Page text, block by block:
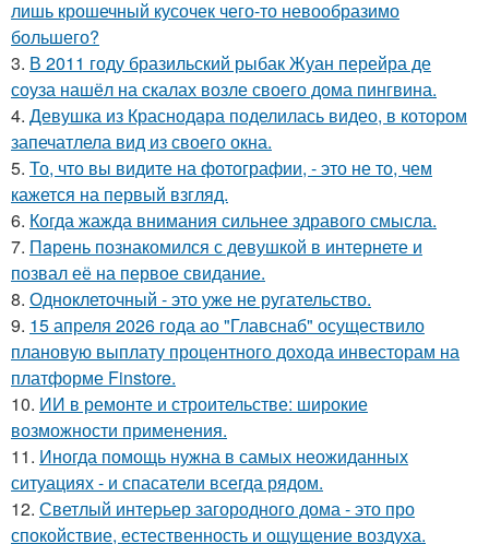
лишь крошечный кусочек чего-то невообразимо
большего?
3. В 2011 году бразильский рыбак Жуан перейра де
соуза нашёл на скалах возле своего дома пингвина.
4. Девушка из Краснодара поделилась видео, в котором
запечатлела вид из своего окна.
5. То, что вы видите на фотографии, - это не то, чем
кажется на первый взгляд.
6. Когда жажда внимания сильнее здравого смысла.
7. Пaрень познакомился с девушкой в интернете и
позвал её на первое свидание.
8. Одноклеточный - это уже не ругательство.
9. 15 апреля 2026 года ао "Главснаб" осуществило
плановую выплату процентного дохода инвесторам на
платформе Finstore.
10. ИИ в ремонте и строительстве: широкие
возможности применения.
11. Иногда помощь нужна в самых неожиданных
ситуациях - и спасатели всегда рядом.
12. Светлый интерьер загородного дома - это про
спокойствие, естественность и ощущение воздуха.